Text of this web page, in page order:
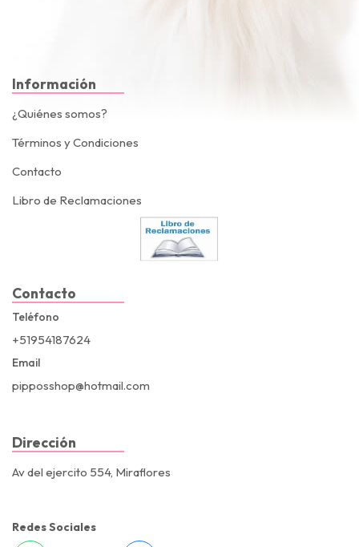
Información
¿Quiénes somos?
Términos y Condiciones
Contacto
Libro de Reclamaciones
Contacto
Teléfono
+51954187624
Email
pipposshop@hotmail.com
Dirección
Av del ejercito 554, Miraflores
Redes Sociales